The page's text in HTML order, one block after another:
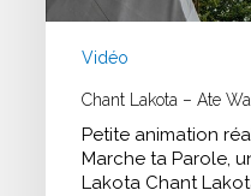
Vidéo
Chant Lakota – Ate
Petite animation
Marche ta Parole,
Lakota Chant